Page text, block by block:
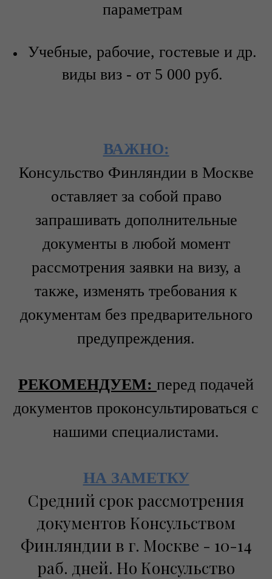
параметрам
Учебные, рабочие, гостевые и др.
виды виз - от 5 000 руб.
ВАЖНО:
Консульство Финляндии в Москве
оставляет за собой право
запрашивать дополнительные
документы в любой момент
рассмотрения заявки на визу, а
также, изменять требования к
документам без предварительного
предупреждения.
РЕКОМЕНДУЕМ: перед подачей
документов проконсультироваться с
нашими специалистами.
НА ЗАМЕТКУ
Средний срок рассмотрения
документов Консульством
Финляндии в г. Москве - 10-14
раб. дней. Но Консульство